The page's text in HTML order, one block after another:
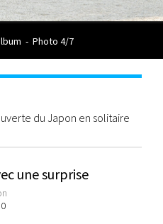
- Photo 4/7
du Japon en solitaire
une surprise